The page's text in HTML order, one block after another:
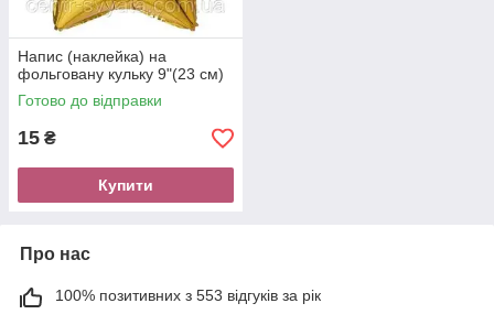
Напис (наклейка) на
фольговану кульку 9"(23 см)
Готово до відправки
15 ₴
Купити
Про нас
100% позитивних з 553 відгуків за рік